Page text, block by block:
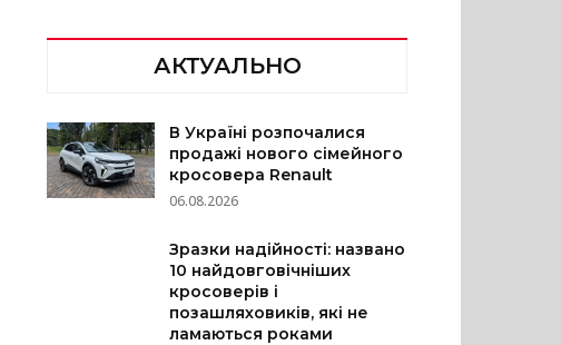
АКТУАЛЬНО
В Україні розпочалися
продажі нового сімейного
кросовера Renault
06.08.2026
Зразки надійності: названо
10 найдовговічніших
кросоверів і
позашляховиків, які не
ламаються роками